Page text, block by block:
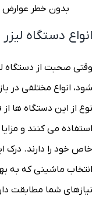
بدون خطر عوارض
انواع دستگاه
وقتی صحبت از دستگاه
شود، انواع مختلفی در
نوع از این دستگاه ها
استفاده می کنند و
خاص خود را دارند. درک
انتخاب ماشینی که به
نیازهای شما مطابقت